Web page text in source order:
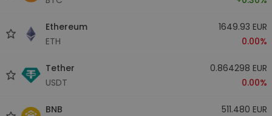
Ethereum
ETH
1649.93 EUR
0.00%
Tether
USDT
0.864298 EUR
0.00%
BNB
511.480 EUR